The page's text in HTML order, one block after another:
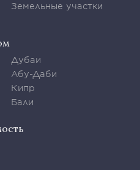
Земельные участки
Дубаи
Абу-Даби
Кипр
Бали